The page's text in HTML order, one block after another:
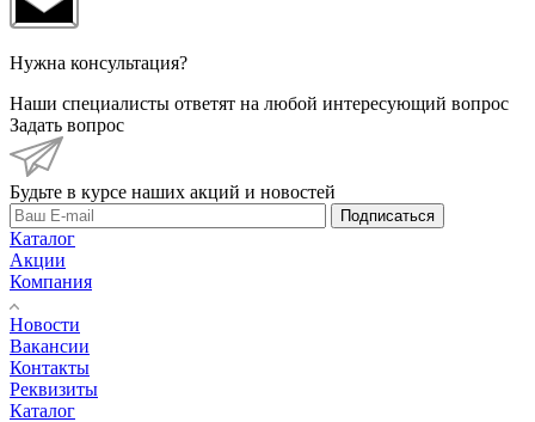
Нужна консультация?
Наши специалисты ответят на любой интересующий вопрос
Задать вопрос
Будьте в курсе наших акций и новостей
Подписаться
Каталог
Акции
Компания
Новости
Вакансии
Контакты
Реквизиты
Каталог